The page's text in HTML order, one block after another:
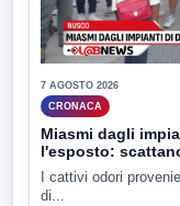
7 AGOSTO 2026
CRONACA
Miasmi dagli
l'esposto:
I cattivi odori
di...